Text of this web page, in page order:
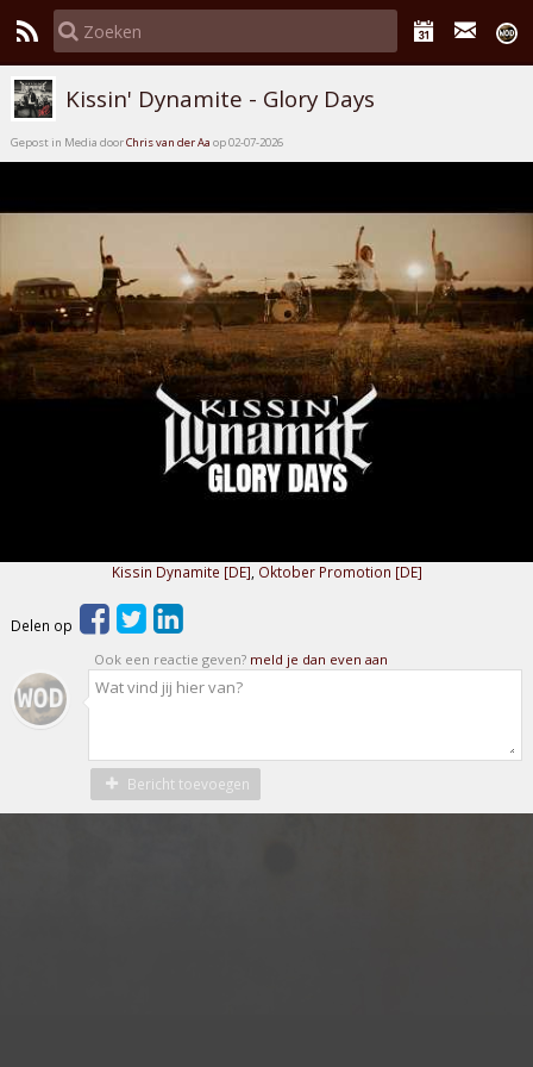
Kissin' Dynamite - Glory Days
Gepost in Media doorChris van der Aa op 02-07-2026
Kissin Dynamite [DE] Oktober Promotion [DE]
Delen op
Ook een reactie geven? meld je dan even aan
Bericht toevoegen